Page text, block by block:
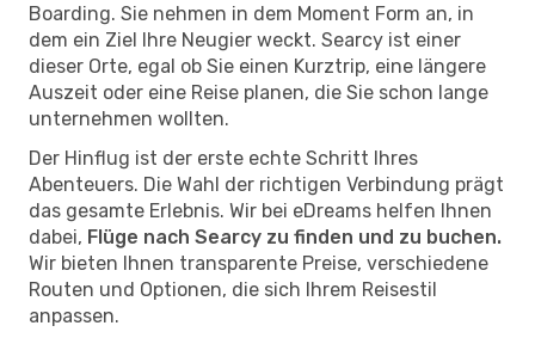
Boarding. Sie nehmen in dem Moment Form an, in
dem ein Ziel Ihre Neugier weckt. Searcy ist einer
dieser Orte, egal ob Sie einen Kurztrip, eine längere
Auszeit oder eine Reise planen, die Sie schon lange
unternehmen wollten.
Der Hinflug ist der erste echte Schritt Ihres
Abenteuers. Die Wahl der richtigen Verbindung prägt
das gesamte Erlebnis. Wir bei eDreams helfen Ihnen
dabei, Flüge nach Searcy zu finden und zu buchen.
Wir bieten Ihnen transparente Preise, verschiedene
Routen und Optionen, die sich Ihrem Reisestil
anpassen.